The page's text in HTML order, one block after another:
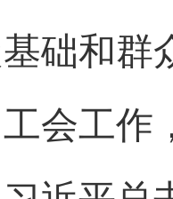
础和群
会工作